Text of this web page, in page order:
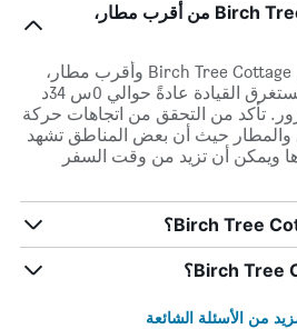
ما مدى قرب Birch Tree Cottage من أقرب مطار،
ضمن مسافة 44.2 كم بين Birch Tree Cottage وأقرب مطار،
مطار أو آر تامبو الدولي، تستغرق القيادة عادةً حوالي 0س 34د
تأكد من التحقق من اتجاهات حركة
والمطار حيث أن بعض المناطق تشهد
ويمكن أن تزيد من وقت السفر
من الأسئلة الشائعة